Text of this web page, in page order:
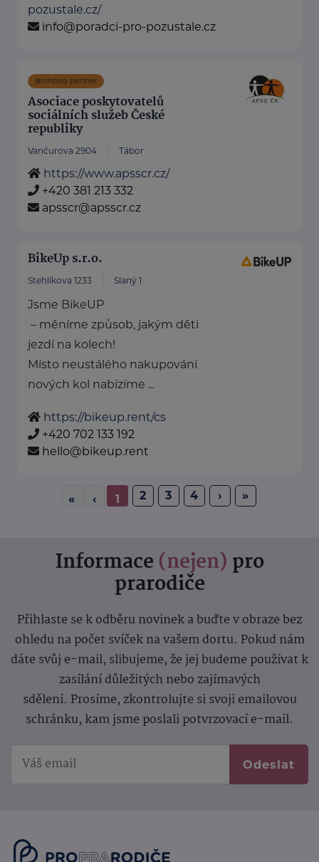
pozustale.cz/
info@poradci-pro-pozustale.cz
Bronzový partner
Asociace poskytovatelů
sociálních služeb České
republiky
Vančurova 2904 Tábor
https://www.apsscr.cz/
+420 381 213 332
apsscr@apsscr.cz
BikeUp s.r.o.
Stehlíkova 1233 Slaný 1
Jsme BikeUP
– měníme způsob, jakým děti
jezdí na kolech!
Místo neustálého nakupování
nových kol nabízíme ...
https://bikeup.rent/cs
+420 702 133 192
hello@bikeup.rent
« ‹ 1 2 3 4 › »
Informace (nejen) pro
prarodiče
Přihlaste se k odběru novinek a buďte v obraze bez
ohledu na počet svíček na vašem dortu. Pokud nám
dáte svůj e-mail, slibujeme, že jej budeme používat k
zasílání důležitých nebo zajímavých
sdělení. Prosíme, zkontrolujte si svoji emailovou
schránku, kam jsme poslali potvrzovací e-mail.
Odeslat